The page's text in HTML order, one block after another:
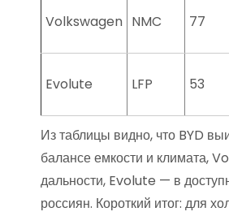
Volkswagen NMC 77
Evolute LFP 53
Из таблицы видно, что BYD
балансе емкости и климата,
дальности, Evolute — в
россиян. Короткий итог: для